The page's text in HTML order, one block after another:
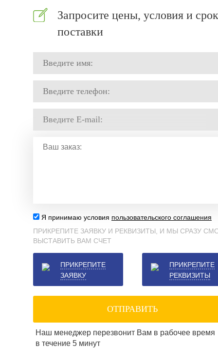
Запросите цены, условия и
поставки
Я принимаю условия пользовательского соглашения
ПРИКРЕПИТЕ ЗАЯВКУ И РЕКВИЗИТЫ, И МЫ СРАЗУ
ВЫСТАВИТЬ ВАМ СЧЕТ
ПРИКРЕПИТЕ
ЗАЯВКУ
ПРИКРЕПИТЕ
РЕКВИЗИТЫ
ОТПРАВИТЬ
Наш менеджер перезвонит Вам в рабочее время
в течение 5 минут